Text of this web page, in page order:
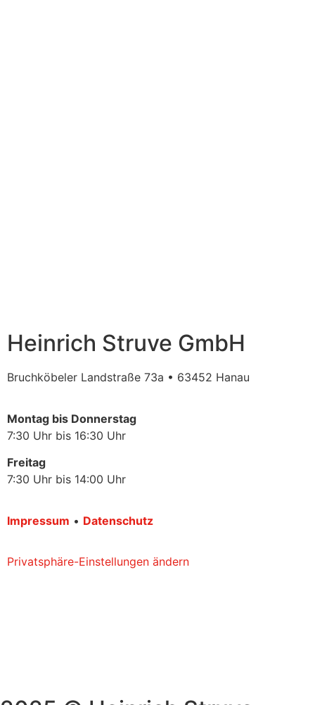
Heinrich Struve GmbH
Bruchköbeler Landstraße 73a • 63452 Hanau
Montag bis Donnerstag
7:30 Uhr bis 16:30 Uhr
Freitag
7:30 Uhr bis 14:00 Uhr
Impressum • Datenschutz
Privatsphäre-Einstellungen ändern